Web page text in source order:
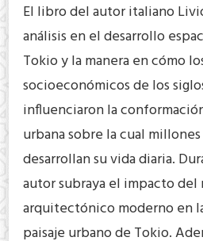
El libro del autor italiano
análisis en el desarrollo
Tokio y la manera en cómo
socioeconómicos de los
influenciaron la
urbana sobre la cual
desarrollan su vida diaria.
autor subraya el impacto
arquitectónico moderno en
paisaje urbano de Tokio.